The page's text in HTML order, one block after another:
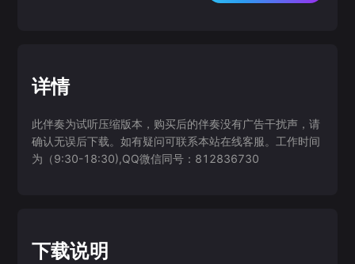
详情
此伴奏为试听压缩版本，购买后的伴奏没有广告干扰声，请
确认无误后下载。如有疑问可联系本站在线客服。工作时间
为（9:30-18:30),QQ微信同号：812836730
下载说明